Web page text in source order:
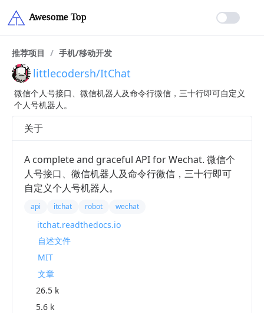
推荐项目 / 手机/移动开发
littlecodersh/ItChat
微信个人号接口、微信机器人及命令行微信，三十行即可自定义
个人号机器人。
关于
A complete and graceful API for Wechat. 微信个
人号接口、微信机器人及命令行微信，三十行即可
自定义个人号机器人。
api itchat robot wechat
itchat.readthedocs.io
自述文件
MIT
文章
26.5 k
5.6 k